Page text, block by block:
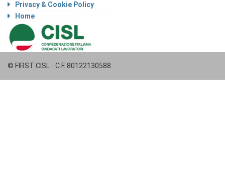
Privacy & Cookie Policy
Home
© FIRST CISL - C.F. 80122130588